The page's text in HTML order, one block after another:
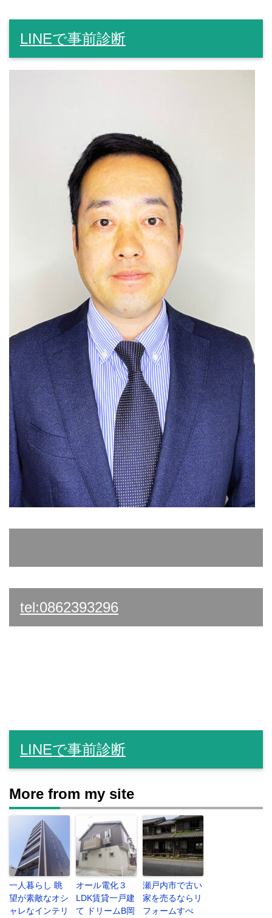
LINEで事前診断
tel:0862393296
LINEで事前診断
More from my site
一人暮らし 眺
望が素敵なオシ
ャレなインテリ
オール電化３
LDK賃貸一戸建
て ドリームB岡
瀬戸内市で古い
家を売るならリ
フォームすべ